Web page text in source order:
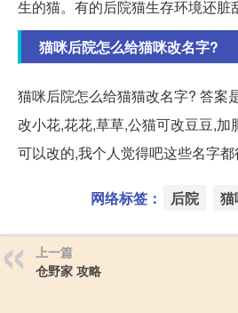
生的猫。有的后院猫生存环境还脏
猫咪后院怎么给猫咪改名字?
猫咪后院怎么给猫猫改名字? 答案
改小花,花花,草草,公猫可改豆豆,加
可以改的,我个人觉得吧这些名字都
网络标签： 后院 猫
上一篇
仓野家 攻略